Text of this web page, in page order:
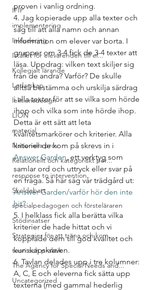
IFIP
implementering
Inkludering
Istället för elevärenden till el...
Kollegialt lärande
Ledarskap
lektionsdesign
LION
material
Nationella prov
Relationellt och kategoriskt per...
response to intervention
Skoldebatt
specialpedagogen och försteläraren
Stödinsatser
Strategier för att träna och kom...
teori och praktik
The Agency for Special Needs and...
Uncategorized
proven i vanlig ordning.
4. Jag kopierade upp alla texter och
såg till att alla namn och annan
information om elever var borta. I
grupper om 3-4 fick de 3-4 texter att
läsa. Uppdrag: vilken text skiljer sig
från de andra? Varför? De skulle
alltså bestämma och urskilja särdrag
i alla texter för att se vilka som hörde
ihop och vilka som inte hörde ihop.
Detta är ett sätt att leta
kvalitetsmarkörer och kriterier. Alla
kriterier de kom på skrevs in i
Answer Garden, ett verktyg som
samlar ord och uttryck eller svar på
en fråga. Så här såg vår trädgård ut:
Answer Garden/varför hör den inte
hit?
5. I helklass fick alla berätta vilka
kriterier de hade hittat och vi
kopplade dem till god kvalitet och
kunskapskraven.
6. Tavlan delades upp i tre kolumner:
A, C, E och eleverna fick sätta upp
texterna (med gammal hederlig